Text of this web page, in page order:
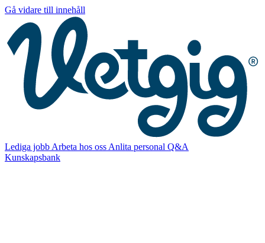
Gå vidare till innehåll
Lediga jobb Arbeta hos oss Anlita personal Q&A
Kunskapsbank